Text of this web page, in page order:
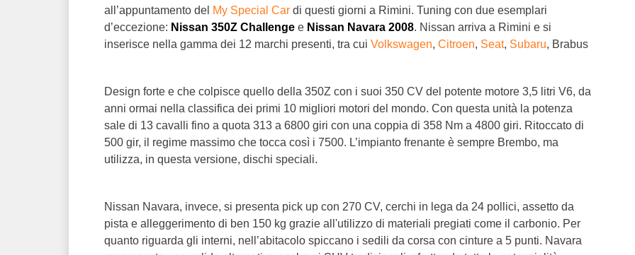
all’appuntamento del My Special Car di questi giorni a Rimini. Tuning con due esemplari
d’eccezione: Nissan 350Z Challenge e Nissan Navara 2008. Nissan arriva a Rimini e si
inserisce nella gamma dei 12 marchi presenti, tra cui Volkswagen, Citroen, Seat, Subaru, Brabus
Design forte e che colpisce quello della 350Z con i suoi 350 CV del potente motore 3,5 litri V6, da
anni ormai nella classifica dei primi 10 migliori motori del mondo. Con questa unità la potenza
sale di 13 cavalli fino a quota 313 a 6800 giri con una coppia di 358 Nm a 4800 giri. Ritoccato di
500 gir, il regime massimo che tocca così i 7500. L’impianto frenante è sempre Brembo, ma
utilizza, in questa versione, dischi speciali.
Nissan Navara, invece, si presenta pick up con 270 CV, cerchi in lega da 24 pollici, assetto da
pista e alleggerimento di ben 150 kg grazie all'utilizzo di materiali pregiati come il carbonio. Per
quanto riguarda gli interni, nell’abitacolo spiccano i sedili da corsa con cinture a 5 punti. Navara